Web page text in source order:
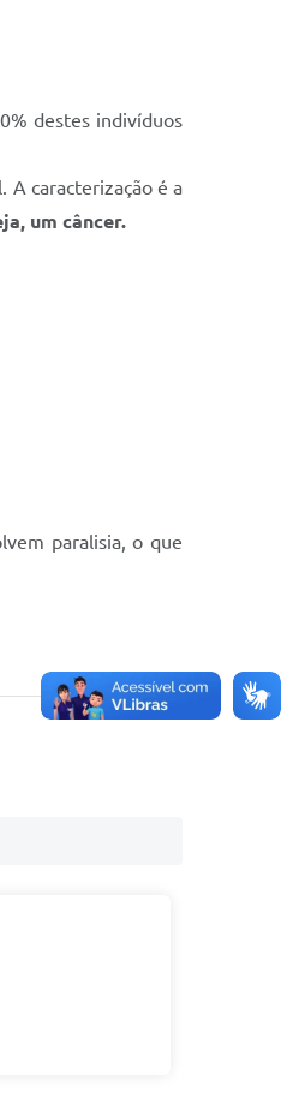
destes indivíduos
A caracterização é a
um câncer.
paralisia, o que